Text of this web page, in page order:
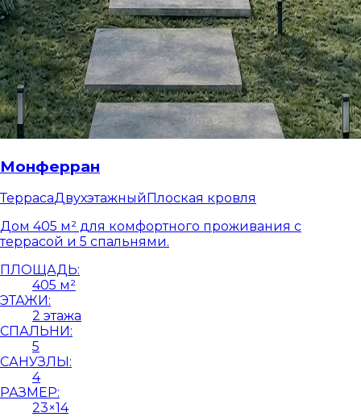
Монферран
ТеррасаДвухэтажный Плоская кровля
Дом 405 м² для комфортного проживания с
террасой и 5 спальнями.
ПЛОЩАДЬ:
405 м²
ЭТАЖИ:
2 этажа
СПАЛЬНИ:
5
САНУЗЛЫ:
4
РАЗМЕР:
23×14